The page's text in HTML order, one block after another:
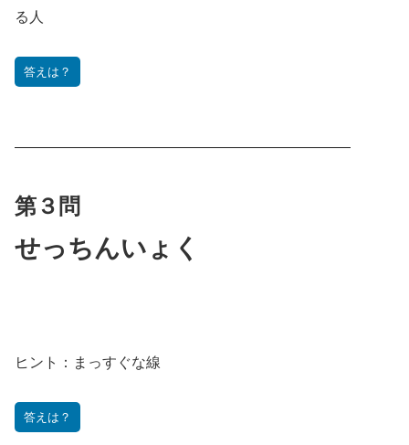
る人
答えは？
———————————————————————
第３問
せっちんいょく
ヒント： まっすぐな線
答えは？